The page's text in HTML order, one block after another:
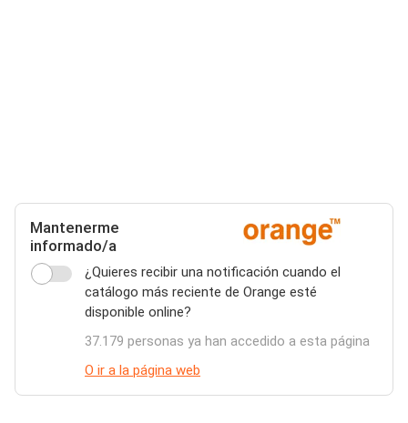
Mantenerme
informado/a
¿Quieres recibir una notificación cuando el
catálogo más reciente de Orange esté
disponible online?
37.179 personas ya han accedido a esta página
O ir a la página web